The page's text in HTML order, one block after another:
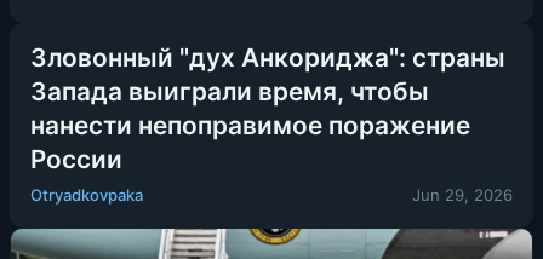
Зловонный "дух Анкориджа": страны
Запада выиграли время, чтобы
нанести непоправимое поражение
России
Otryadkovpaka Jun 29, 2026